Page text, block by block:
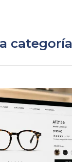
categoría